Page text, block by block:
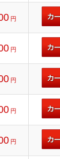
円
円
円
円
円